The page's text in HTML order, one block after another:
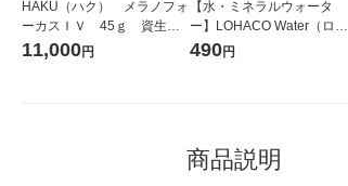
HAKU（ハク） メラノフォ
ーカスＩＶ 45ｇ 資生
堂 おまけ付き
11,000円
【水・ミネラルウォータ
ー】LOHACO Water（ロハ
コウォーター）2L ラベルレ
490円
商品説明